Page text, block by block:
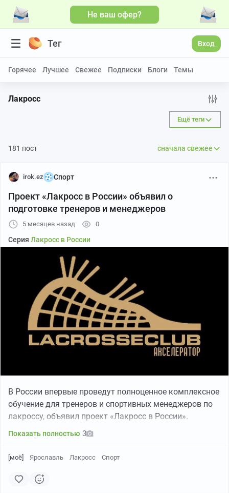
Не ваш офер?
Тег Вход
Горячее Лучшее Свежее Подписки Блоги Темы
Лакросс
Ещё теги
181 пост сначала свежее
irok.ez Спорт
Проект «Лакросс в России» объявил о
подготовке тренеров и менеджеров
5 месяцев назад 0
Серия Лакросс в России
В России впервые проведут полноценное комплексное
обучение для тренеров и спортивных менеджеров по
лакроссу, объявил проект «Лакросс в России».
Показать полностью 3
[моё] Ярославль Лакросс Спорт